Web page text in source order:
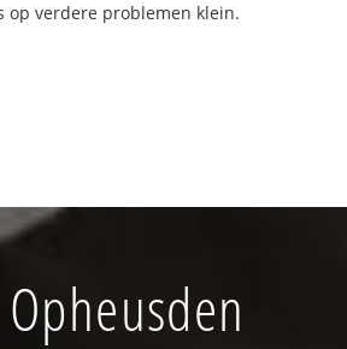
op verdere problemen klein.